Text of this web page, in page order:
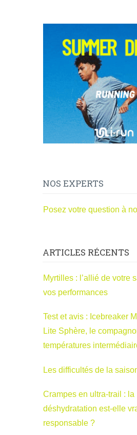
NOS EXPERTS
Posez votre question à
ARTICLES RÉCENTS
Myrtilles : l’allié de votre
vos performances
Test et avis : Icebreaker
Lite Sphère, le
températures
Les difficultés de la
Crampes en ultra-trail : la
déshydratation est-elle
responsable ?